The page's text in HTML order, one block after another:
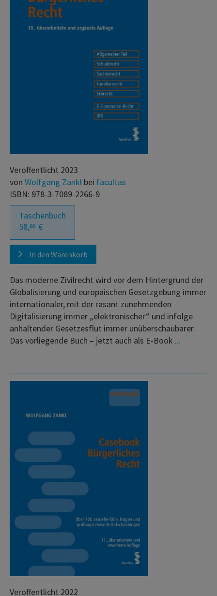
Veröffentlicht 2023
von Wolfgang Zankl bei facultas
ISBN: 978-3-7089-2266-9
Taschenbuch
58,00 €
In den Warenkorb
Das moderne Zivilrecht wird vor dem Hintergrund der
Globalisierung und europäischen Gesetzgebung immer
internationaler, mit der rasant zunehmenden
Digitalisierung immer „elektronischer“ und infolge
anhaltender Gesetzesflut immer unüberschaubarer.
Das vorliegende Buch – jetzt auch als E-Book ...
Veröffentlicht 2022